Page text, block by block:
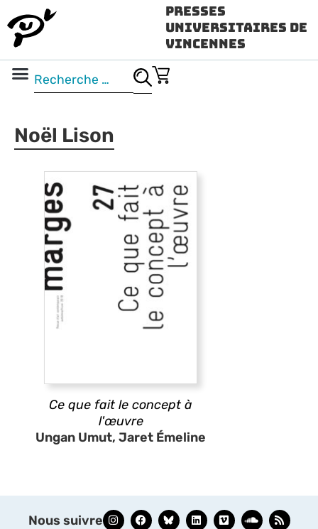
Presses
Universitaires de
Vincennes
Noël Lison
Ce que fait le concept à
l'œuvre
Ungan Umut, Jaret Émeline
Nous suivre